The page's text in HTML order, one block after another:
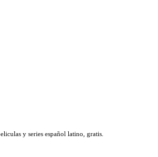
y series español latino, gratis.